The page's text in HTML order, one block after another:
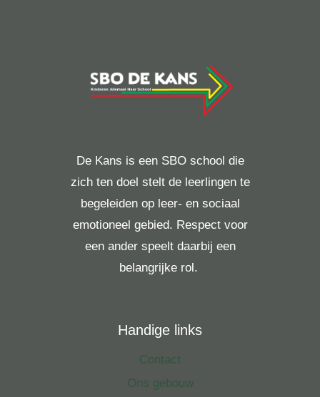
De Kans is een SBO school die
zich ten doel stelt de leerlingen te
begeleiden op leer- en sociaal
emotioneel gebied. Respect voor
een ander speelt daarbij een
belangrijke rol.
Handige links
Contact
Ons gebouw